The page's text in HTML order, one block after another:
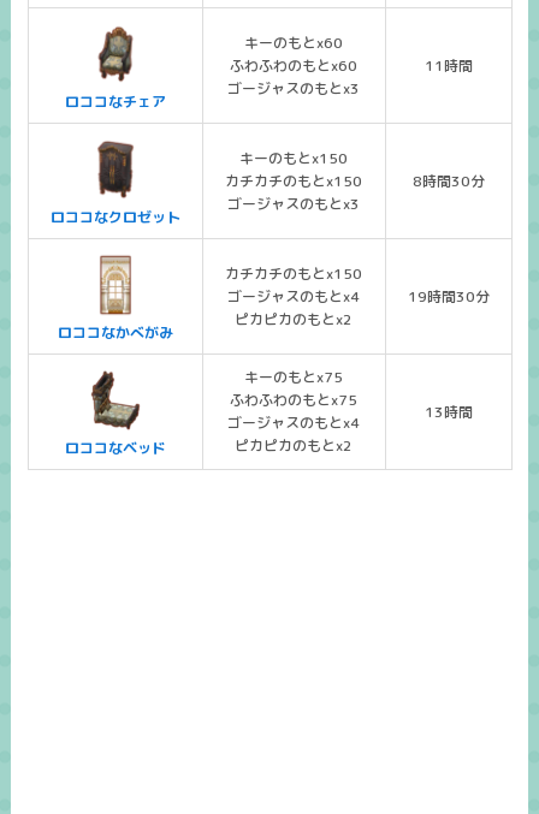
ロココなチェア
キーのもとx60
ふわふわのもとx60
ゴージャスのもとx3
11時間
ロココなクロゼット
キーのもとx150
カチカチのもとx150
ゴージャスのもとx3
8時間30分
ロココなかべがみ
カチカチのもとx150
ゴージャスのもとx4
ピカピカのもとx2
19時間30分
ロココなベッド
キーのもとx75
ふわふわのもとx75
ゴージャスのもとx4
ピカピカのもとx2
13時間